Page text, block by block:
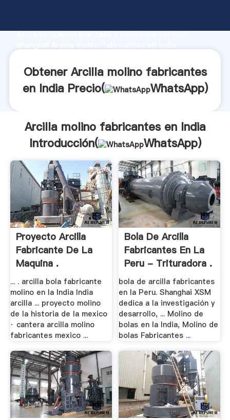
de investigación avanzada y excelente servicio,
clientes.
Obtener Arcilla molino fabricantes
en India Precio(
WhatsApp)
Arcilla molino fabricantes en India
Introducción(
WhatsApp)
Proyecto Arcilla
Fabricante De La
Maquina .
... . arcilla bola fabricante
molino en la India India
arcilla ... proyecto molino
de la historia de la mexico
· cantera arcilla molino
fabricantes mexico ...
Bola De Arcilla
Fabricantes En La
Peru - Trituradora .
bola de arcilla fabricantes
en la Peru. Shanghai XSM
dedica a la investigación y
desarrollo, ... Molino de
bolas en la India, Molino de
bolas Fabricantes ...